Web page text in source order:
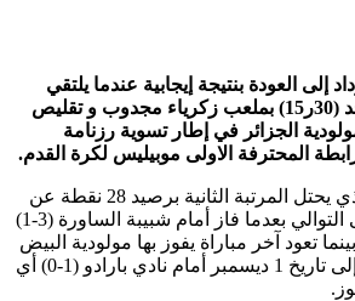
إلى العودة بنتيجة إيجابية عندما يلتقي
بمولودية البيض غدا الاحد (30ر15) بملعب زكرياء مجدوب و تقليص
الجزائر في إطار تسوية رزنامة
و يبحث حامل اللقب الذي يحتل المرتبة الثانية برصيد 28 نقطة عن
تحقيق فوزه الثالث على التوالي بعدما فاز أمام شبيبة الساورة (3-1)
وهران (2-0) بينما تعود آخر مباراة يفوز بها مولودية البيض
(المركز 11 ، 18 نقطة) إلى تاريخ 1 ديسمبر أمام نادي بارادو (1-0) أي